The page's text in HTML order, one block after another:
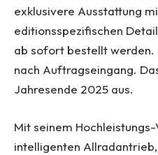
exklusivere Ausstattung
editionsspezifischen
ab sofort bestellt
nach Auftragseingang.
Jahresende 2025 aus.
Mit seinem
intelligenten